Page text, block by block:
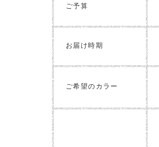
ご予算
お届け時期
ご希望のカラー